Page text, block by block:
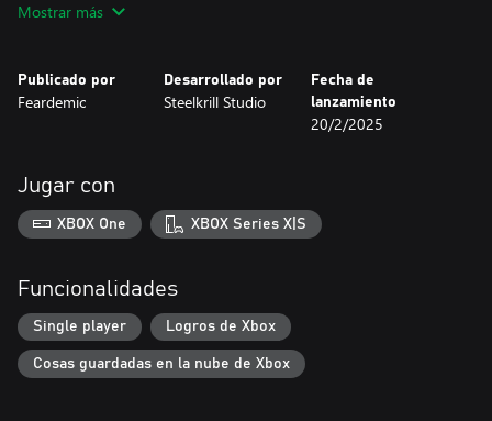
Mostrar más
Publicado por
Feardemic
Desarrollado por
Steelkrill Studio
Fecha de
lanzamiento
20/2/2025
Jugar con
XBOX One XBOX Series X|S
Funcionalidades
Single player Logros de Xbox
Cosas guardadas en la nube de Xbox